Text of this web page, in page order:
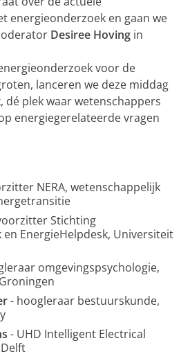
energieonderzoek en gaan we
Desiree Hoving in
voor de
lanceren we deze middag
dé plek waar wetenschappers
energiegerelateerde vragen
NERA, wetenschappelijk
Stichting
en EnergieHelpdesk, Universiteit
omgevingspsychologie,
- hoogleraar bestuurskunde,
- UHD Intelligent Electrical